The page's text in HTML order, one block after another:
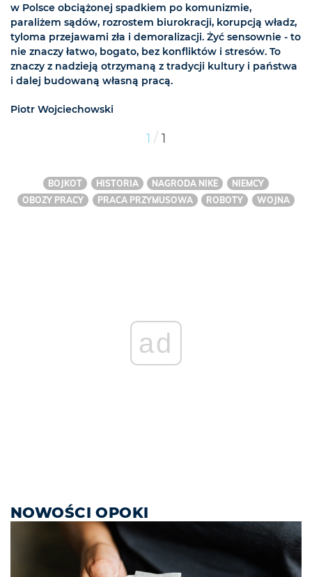
w Polsce obciążonej spadkiem po komunizmie,
paraliżem sądów, rozrostem biurokracji, korupcją władz,
tyloma przejawami zła i demoralizacji. Żyć sensownie - to
nie znaczy łatwo, bogato, bez konfliktów i stresów. To
znaczy z nadzieją otrzymaną z tradycji kultury i państwa
i dalej budowaną własną pracą.
Piotr Wojciechowski
1 / 1
BOJKOT HISTORIA NAGRODA NIKE
NIEMCY
OBOZY PRACY
PRACA PRZYMUSOWA ROBOTY WOJNA
ad
NOWOŚCI OPOKI